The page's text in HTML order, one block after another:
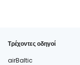
Τρέχοντες οδηγοί
airBaltic